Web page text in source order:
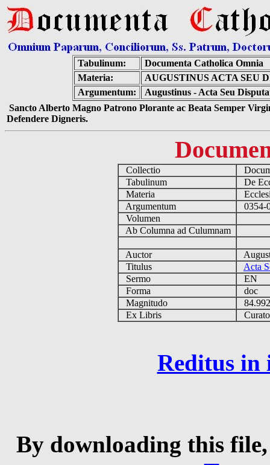
Tabulinum:
Documenta Catholica Omnia
Materia:
AUGUSTINUS ACTA SEU
Argumentum:
Augustinus - Acta Seu
Sancto Alberto Magno Patrono Plorante ac Beata Semper
Defendere Digneris.
Collectio
Tabulinum
De
Materia
Argumentum
0354-
Volumen
Ab Columna ad Culumnam
Auctor
Titulus
Acta
Sermo
EN
Forma
doc
Magnitudo
Ex Libris
Reditus in
By downloading this